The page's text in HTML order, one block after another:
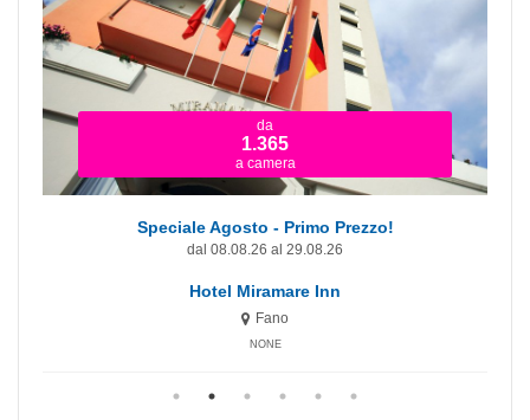
da
1.365
a camera
Speciale Agosto - Primo Prezzo!
dal 08.08.26 al 29.08.26
Hotel Miramare Inn
Fano
NONE